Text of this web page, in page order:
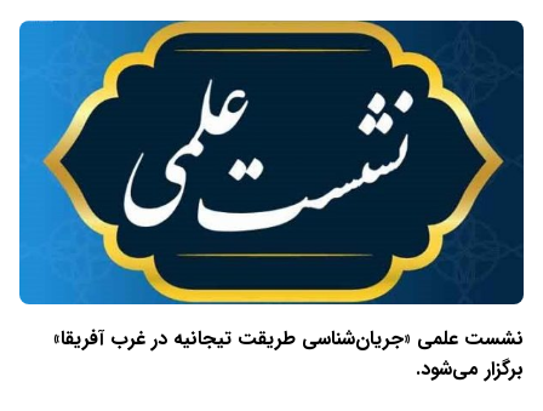
نشست علمی «جریان‌شناسی طریقت تیجانیه در غرب آفریقا»
برگزار می‌شود.